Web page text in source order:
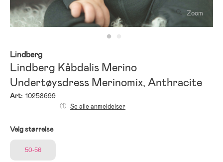
Zoom
Lindberg
Lindberg Kåbdalis Merino
Undertøysdress Merinomix, Anthracite
Art: 10258699
(1) Se alle anmeldelser
Velg størrelse
50-56